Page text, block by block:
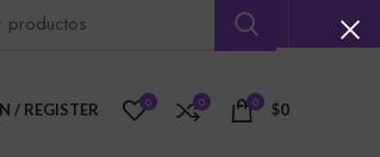
/ REGISTER 0 0 0 $0